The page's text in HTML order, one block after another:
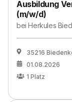
Ausbildung
(m/w/d)
beiHerkules
35216
01.08.2026
1 Platz